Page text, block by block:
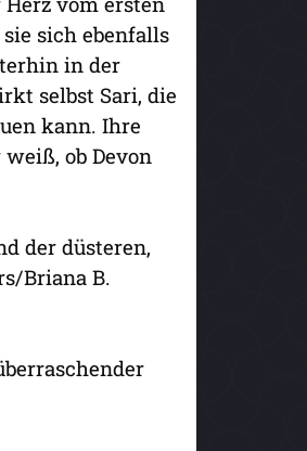
sich ebenfalls
in der
selbst Sari, die
kann. Ihre
ob Devon
der düsteren,
Briana B.